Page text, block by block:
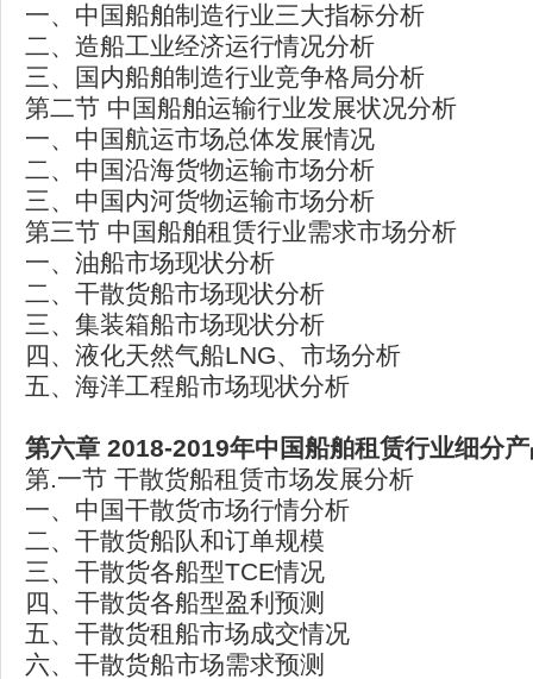
一、中国船舶制造行业三大指标分析
二、造船工业经济运行情况分析
三、国内船舶制造行业竞争格局分析
第二节 中国船舶运输行业发展状况分析
一、中国航运市场总体发展情况
二、中国沿海货物运输市场分析
三、中国内河货物运输市场分析
第三节 中国船舶租赁行业需求市场分析
一、油船市场现状分析
二、干散货船市场现状分析
三、集装箱船市场现状分析
四、液化天然气船LNG、市场分析
五、海洋工程船市场现状分析
第六章 2018-2019年中国船舶租赁行业细分
第.一节 干散货船租赁市场发展分析
一、中国干散货市场行情分析
二、干散货船队和订单规模
三、干散货各船型TCE情况
四、干散货各船型盈利预测
五、干散货租船市场成交情况
六、干散货船市场需求预测